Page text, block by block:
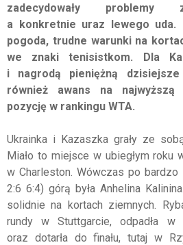
zadecydowały problemy
a konkretnie uraz lewego uda.
pogoda, trudne warunki na
we znaki tenisistkom. Dla
i nagrodą pieniężną
również awans na
pozycję w rankingu WTA.
Ukrainka i Kazaszka grały ze
Miało to miejsce w ubiegłym roku
w Charleston. Wówczas po bardzo
2:6 6:4) górą była Anhelina
solidnie na kortach ziemnych.
rundy w Stuttgarcie, odpadła
oraz dotarła do finału, tutaj w